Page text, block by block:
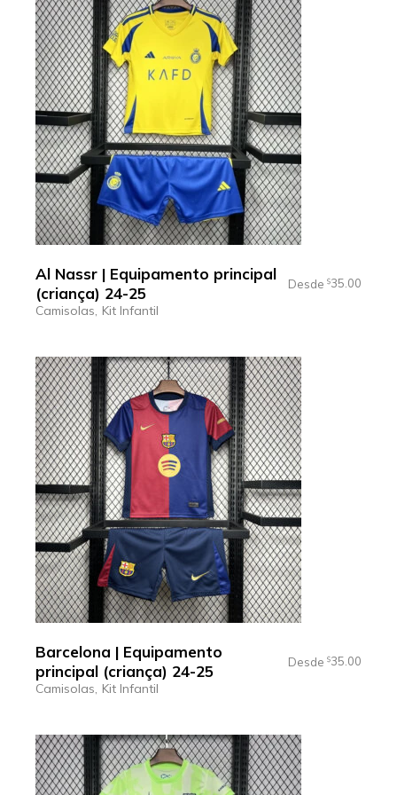
Al Nassr | Equipamento principal
(criança) 24-25
Desde $35.00
Camisolas Kit Infantil
Barcelona | Equipamento
principal (criança) 24-25
Desde $35.00
Camisolas Kit Infantil